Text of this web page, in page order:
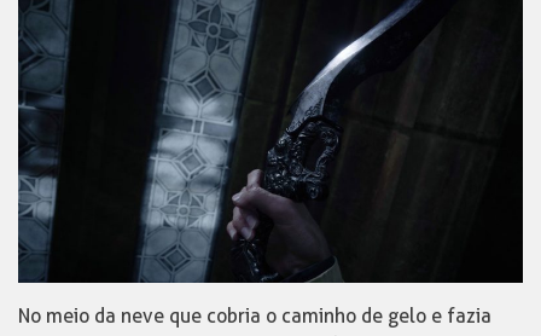
No meio da neve que cobria o caminho de gelo e fazia